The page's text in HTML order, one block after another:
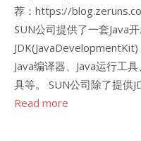
荐：https://
SUN公司提供了一套Java
Java编译器、Java运行工
具等。 SUN公司除了提供
Read more